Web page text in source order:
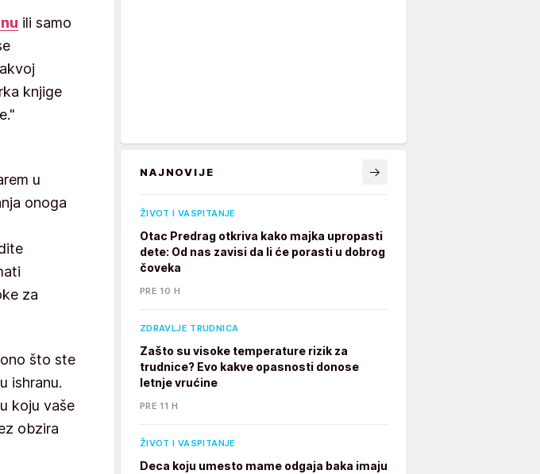
ili samo
knjige
u
onoga
za
što ste
ishranu.
koju vaše
obzira
NAJNOVIJE
ŽIVOT I VASPITANJE
Otac Predrag otkriva kako majka upropasti
dete: Od nas zavisi da li će porasti u dobrog
čoveka
PRE 10 H
ZDRAVLJE TRUDNICA
Zašto su visoke temperature rizik za
trudnice? Evo kakve opasnosti donose
letnje vrućine
PRE 11 H
ŽIVOT I VASPITANJE
Deca koju umesto mame odgaja baka imaju